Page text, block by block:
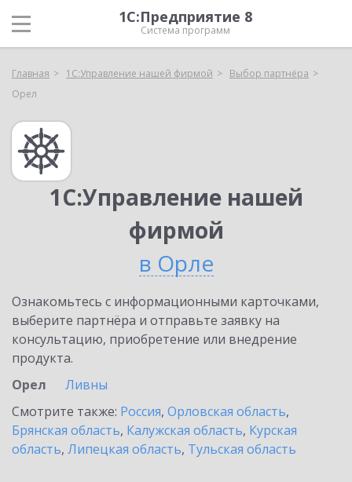
1С:Предприятие 8
Система программ
Главная 1С:Управление нашей фирмой
Выбор партнёра
Орел
1С:Управление нашей
фирмой
в Орле
Ознакомьтесь с информационными карточками,
выберите партнёра и отправьте заявку на
консультацию, приобретение или внедрение
продукта.
Орел
Ливны
Смотрите также: Россия, Орловская область,
Брянская область, Калужская область, Курская
область, Липецкая область, Тульская область